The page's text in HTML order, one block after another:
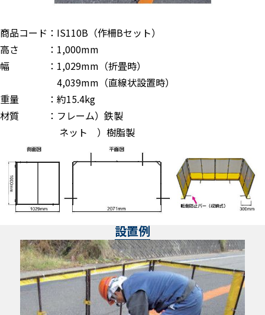
商品コード：IS110B（作柵Bセット）
高さ ：1,000mm
幅 ：1,029mm（折畳時）
4,039mm（直線状設置時）
重量 ：約15.4kg
材質 ：フレーム）鉄製
ネット ）樹脂製
設置例